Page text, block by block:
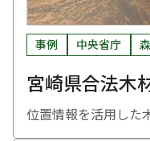
事例 中央省庁
宮崎県合法木
位置情報を活用した